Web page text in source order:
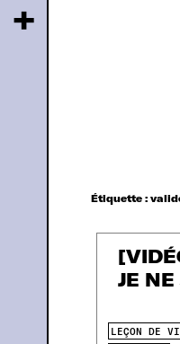
+
Étiquette :
JE
LEÇON DE